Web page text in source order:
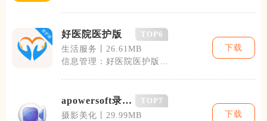
好医院医护版
TOP6
生活服务丨26.61MB
信息管理：好医院医护版提
下载
apowersoft录屏
王
TOP7
摄影美化丨29.99MB
下载